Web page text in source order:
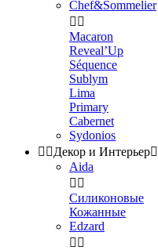
Chef&Sommelier
 
Macaron
Reveal’Up
Séquence
Sublym
Lima
Primary
Cabernet
Sydonios
 Декор и Интерьер
Aida
 
Силиконовые
Кожанные
Edzard
 